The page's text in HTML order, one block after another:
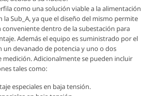
como una solución viable a la alimentación
la Sub_A, ya que el diseño del mismo permite
conveniente dentro de la subestación para
Además el equipo es suministrado por el
un devanado de potencia y uno o dos
medición. Adicionalmente se pueden incluir
tales como:
especiales en baja tensión.